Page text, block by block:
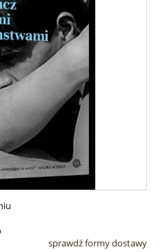
kosztów płatności
sprawdź formy dostawy